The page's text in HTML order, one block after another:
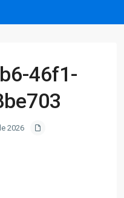
46f1-
2026